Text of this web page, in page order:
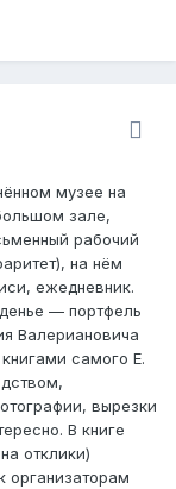
музее на
зале,
рабочий
на нём
ежедневник.
— портфель
Валериановича
самого Е.
вырезки
В книге
отклики)
организаторам